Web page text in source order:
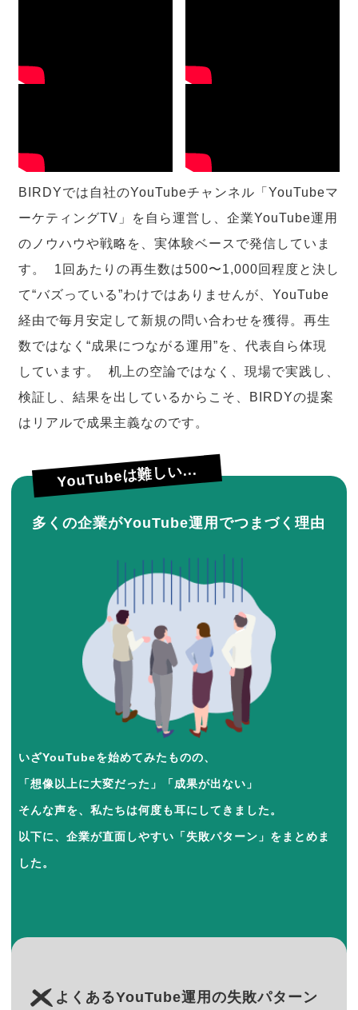
BIRDYでは自社のYouTubeチャンネル「YouTubeマ
ーケティングTV」を自ら運営し、企業YouTube運用
のノウハウや戦略を、実体験ベースで発信していま
す。 1回あたりの再生数は500〜1,000回程度と決し
て“バズっている”わけではありませんが、YouTube
経由で毎月安定して新規の問い合わせを獲得。再生
数ではなく“成果につながる運用”を、代表自ら体現
しています。 机上の空論ではなく、現場で実践し、
検証し、結果を出しているからこそ、BIRDYの提案
はリアルで成果主義なのです。
YouTubeは難しい...
多くの企業がYouTube運用でつまづく理由
いざYouTubeを始めてみたものの、
「想像以上に大変だった」「成果が出ない」
そんな声を、私たちは何度も耳にしてきました。
以下に、企業が直面しやすい「失敗パターン」をまとめま
した。
よくあるYouTube運用の失敗パターン